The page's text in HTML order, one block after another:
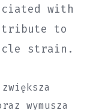
with
to
strain.
wymusza